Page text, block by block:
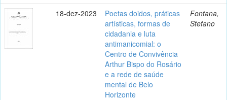
18-dez-2023
Poetas doidos, práticas
artísticas, formas de
cidadania e luta
antimanicomial: o
Centro de Convivência
Arthur Bispo do Rosário
e a rede de saúde
mental de Belo
Horizonte
Fontana,
Stefano